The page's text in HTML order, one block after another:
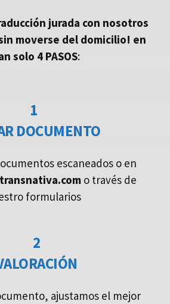
jurada con nosotros
moverse del domicilio! en
solo 4 PASOS:
1
DOCUMENTO
escaneados o en
o través de
formularios
2
ajustamos el mejor